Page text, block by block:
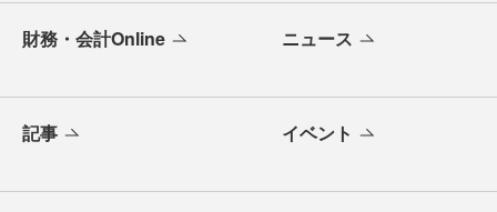
財務・会計Online ニュース
記事 イベント